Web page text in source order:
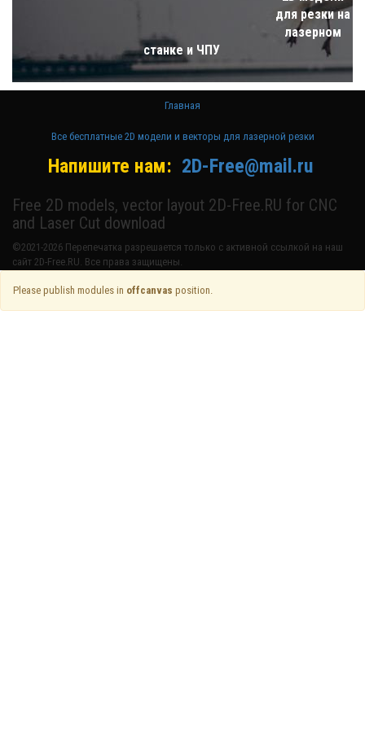
для резки на
лазерном
станке и ЧПУ
Главная
Все бесплатные 2D модели и векторы для лазерной резки
Напишите нам: 2D-Free@mail.ru
Free 2D models, vector layout 2D-Free.RU for CNC
and Laser Cut download
©2021-2026 Перепечатка разрешается только с активной ссылкой на наш
сайт 2D-Free.RU. Все права защищены.
Please publish modules in offcanvas position.